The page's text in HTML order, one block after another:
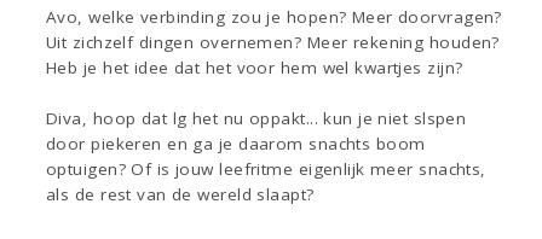
Avo, welke verbinding zou je hopen? Meer doorvragen?
Uit zichzelf dingen overnemen? Meer rekening houden?
Heb je het idee dat het voor hem wel kwartjes zijn?
Diva, hoop dat lg het nu oppakt... kun je niet slspen
door piekeren en ga je daarom snachts boom
optuigen? Of is jouw leefritme eigenlijk meer snachts,
als de rest van de wereld slaapt?